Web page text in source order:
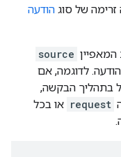
של סוג הודעה
source
לדוגמה, אם
בתהליך הבקשה,
request או בכל